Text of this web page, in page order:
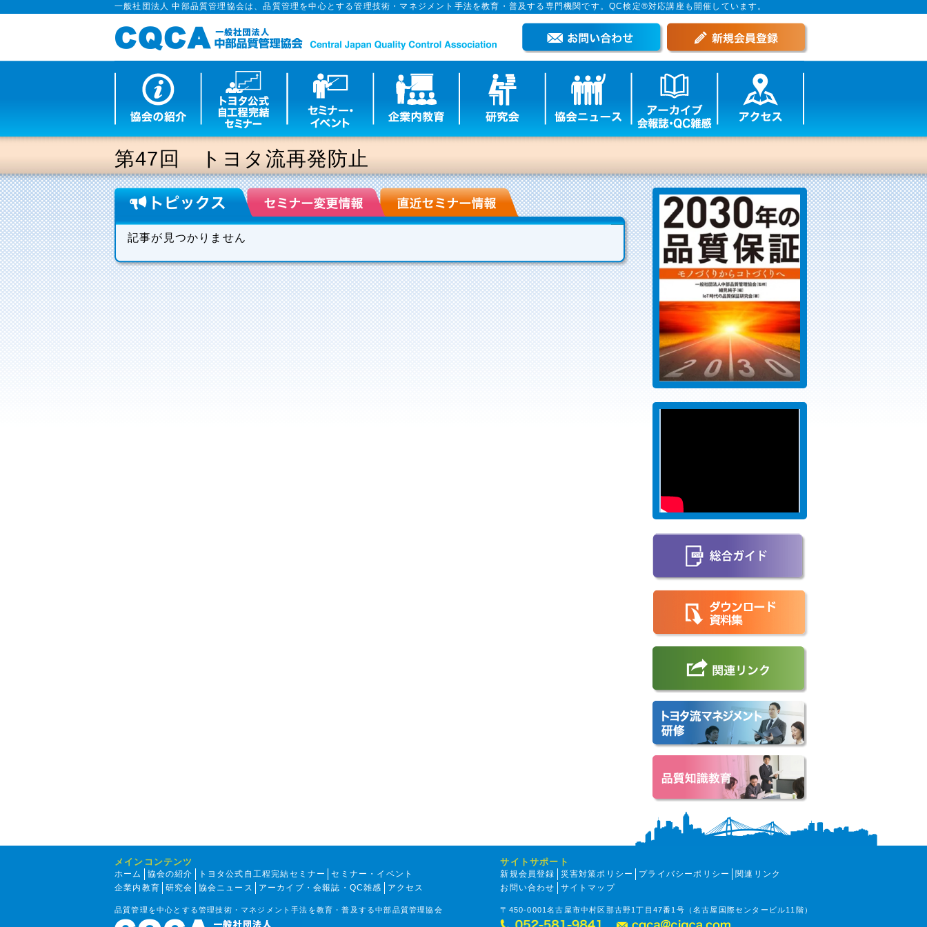
一般社団法人 中部品質管理協会は、品質管理を中心とする管理技術・マネジメント手法を教育・普及する専門機関です。QC検定®対応講座も開催しています。
第47回 トヨタ流再発防止
記事が見つかりません
メインコンテンツ
ホーム 協会の紹介 トヨタ公式自工程完結セミナー
セミナー・イベント
企業内教育
研究会 協会ニュース アーカイブ・会報誌・QC雑感 アクセス
品質管理を中心とする管理技術・マネジメント手法を教育・普及する中部品質管理協会
サイトサポート
新規会員登録 災害対策ポリシー プライバシーポリシー
関連リンク
お問い合わせ
サイトマップ
〒450-0001名古屋市中村区那古野1丁目47番1号（名古屋国際センタービル11階）